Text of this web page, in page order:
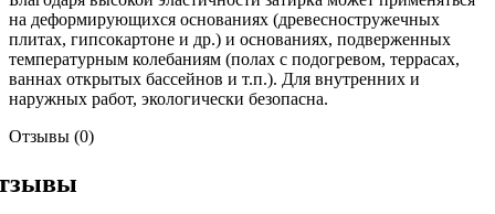
на деформирующихся основаниях (древесностружечных
плитах, гипсокартоне и др.) и основаниях, подверженных
температурным колебаниям (полах с подогревом, террасах,
ваннах открытых бассейнов и т.п.). Для внутренних и
наружных работ, экологически безопасна.
Отзывы (0)